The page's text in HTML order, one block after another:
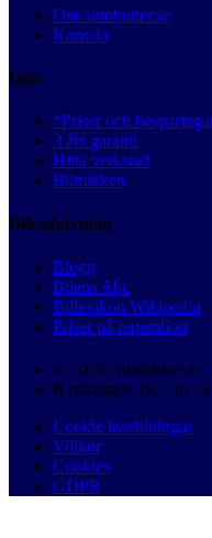
Om autobutler.se
Kontakt
Info
*Priser och
3 års garanti
Hitta verkstad
Bilmärken
Bilrådgivning
Blogg
Bilens Abc
Billexikon Wikipedia
Priser på reparation
© 2026 Autobutler.se
Karlavägen 18, 114
Cookie inställningar
Villkor
Cookies
GDPR